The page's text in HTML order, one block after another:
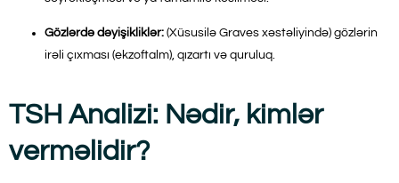
Gözlərdə dəyişikliklər: (Xüsusilə Graves xəstəliyində) gözlərin
irəli çıxması (ekzoftalm), qızartı və quruluq.
TSH Analizi: Nədir, kimlər
verməlidir?